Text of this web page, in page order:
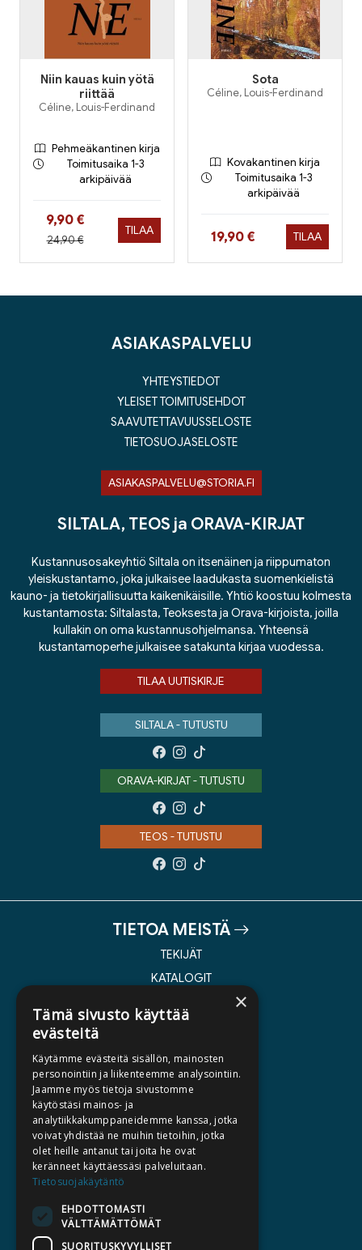
Niin kauas kuin yötä
riittää
Céline, Louis-Ferdinand
Pehmeäkantinen kirja
Toimitusaika 1-3
arkipäivää
Hinta nyt
9,90 €
Hinta aiemmin
24,90 €
TILAA
Sota
Céline, Louis-Ferdinand
Kovakantinen kirja
Toimitusaika 1-3
arkipäivää
Hinta nyt
19,90 € TILAA
ASIAKASPALVELU
YHTEYSTIEDOT
YLEISET TOIMITUSEHDOT
SAAVUTETTAVUUSSELOSTE
TIETOSUOJASELOSTE
ASIAKASPALVELU@STORIA.FI
SILTALA, TEOS ja ORAVA-KIRJAT
Kustannusosakeyhtiö Siltala on itsenäinen ja riippumaton
yleiskustantamo, joka julkaisee laadukasta suomenkielistä
kauno- ja tietokirjallisuutta kaikenikäisille. Yhtiö koostuu kolmesta
kustantamosta: Siltalasta, Teoksesta ja Orava-kirjoista, joilla
kullakin on oma kustannusohjelmansa. Yhteensä
kustantamoperhe julkaisee satakunta kirjaa vuodessa.
TILAA UUTISKIRJE
SILTALA - TUTUSTU
ORAVA-KIRJAT - TUTUSTU
TEOS - TUTUSTU
TIETOA MEISTÄ
TEKIJÄT
KATALOGIT
KIRJA TILAUSTYÖNÄ
MEDIALLE
LASKUTUSOSOITTEET
SILTALA.FI
ENNAKKOTILATTAVAT
LAHJAKORTTI
×
Tämä sivusto käyttää
evästeitä
Käytämme evästeitä sisällön, mainosten
personointiin ja liikenteemme analysointiin.
Jaamme myös tietoja sivustomme
käytöstäsi mainos- ja
analytiikkakumppaneidemme kanssa, jotka
voivat yhdistää ne muihin tietoihin, jotka
olet heille antanut tai joita he ovat
keränneet käyttäessäsi palveluitaan.
Tietosuojakäytäntö
EHDOTTOMASTI
VÄLTTÄMÄTTÖMÄT
SUORITUSKYVYLLISET